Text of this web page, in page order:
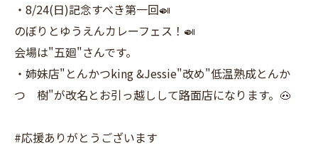
・8/24(日)記念すべき第一回🍛
のぼりとゆうえんカレーフェス！🍛
会場は"五廻"さんです。
・姉妹店"とんかつking &Jessie"改め"低温熟成とんか
つ 樹"が改名とお引っ越しして路面店になります。🐽
#応援ありがとうございます